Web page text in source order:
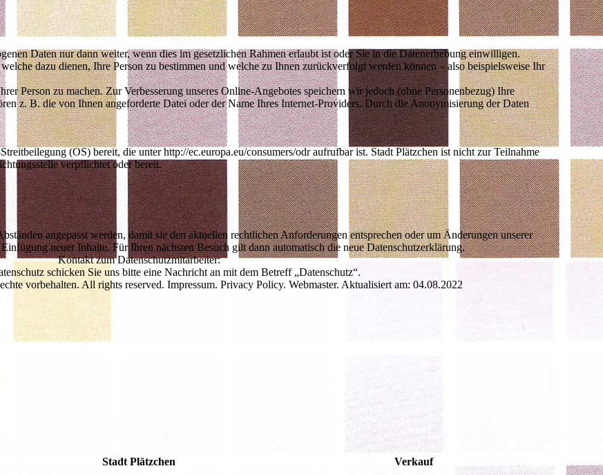
Daten nur dann weiter, wenn dies im gesetzlichen Rahmen erlaubt ist oder Sie in die Datenerhebung einwilligen.
dazu dienen, Ihre Person zu bestimmen und welche zu Ihnen zurückverfolgt werden können – also beispielsweise Ihr
Person zu machen. Zur Verbesserung unseres Online-Angebotes speichern wir jedoch (ohne Personenbezug) Ihre
z. B. die von Ihnen angeforderte Datei oder der Name Ihres Internet-Providers. Durch die Anonymisierung der Daten
(OS) bereit, die unter http://ec.europa.eu/consumers/odr aufrufbar ist. Stadt Plätzchen ist nicht zur Teilnahme
verpflichtet oder bereit.
angepasst werden, damit sie den aktuellen rechtlichen Anforderungen entsprechen oder um Änderungen unserer
neuer Inhalte. Für Ihren nächsten Besuch gilt dann automatisch die neue Datenschutzerklärung.
Kontakt zum Datenschutzmitarbeiter:
schicken Sie uns bitte eine Nachricht an mit dem Betreff „Datenschutz“.
vorbehalten. All rights reserved. Impressum. Privacy Policy. Webmaster. Aktualisiert am: 04.08.2022
Stadt Plätzchen
Verkauf